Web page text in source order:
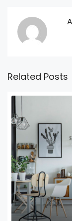
Related Posts